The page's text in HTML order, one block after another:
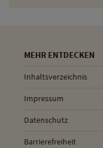
MEHR ENTDECKEN
Inhaltsverzeichnis
Impressum
Datenschutz
Barrierefreiheit